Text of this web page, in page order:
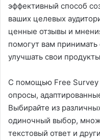
эффективный способ
ваших целевых
ценные отзывы и
помогут вам
улучшать свои
С помощью Free Survey
опросы,
Выбирайте из
одиночный выбор,
текстовый ответ и